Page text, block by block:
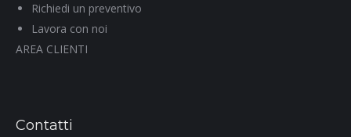
Richiedi un preventivo
Lavora con noi
AREA CLIENTI
Contatti